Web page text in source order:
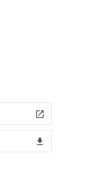
launch
file_download